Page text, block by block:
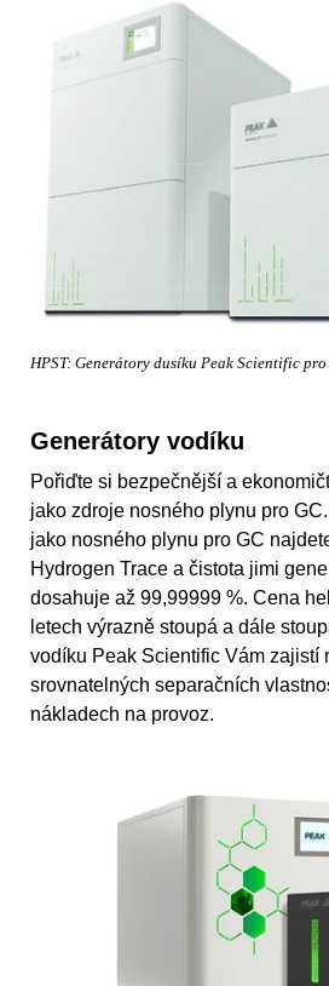
HPST: Generátory dusíku Peak Scientific
Generátory vodíku
Pořiďte si bezpečnější a
jako zdroje nosného plynu pro GC.
jako nosného plynu pro GC
Hydrogen Trace a čistota jimi
dosahuje až 99,99999 %. Cena
letech výrazně stoupá a dále
vodíku Peak Scientific Vám zajistí
srovnatelných separačních
nákladech na provoz.